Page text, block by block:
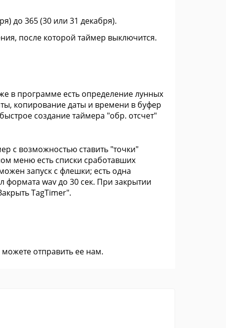
до 365 (30 или 31 декабря).
после которой таймер выключится.
в программе есть определение лунных
копирование даты и времени в буфер
создание таймера "обр. отсчет"
с возможностью ставить "точки"
меню есть списки сработавших
запуск с флешки; есть одна
формата wav до 30 сек. При закрытии
TagTimer".
можете отправить ее нам.